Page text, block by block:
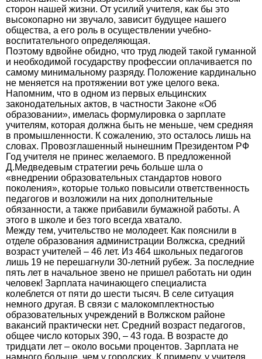
сторон нашей жизни. От усилий учителя, как бы это
высокопарно ни звучало, зависит будущее нашего
общества, а его роль в осуществлении учебно-
воспитательного определяющая.
Поэтому вдвойне обидно, что труд людей такой гуманной
и необходимой государству профессии оплачивается по
самому минимальному разряду. Положение кардинально
не меняется на протяжении вот уже целого века.
Напомним, что в одном из первых ельцинских
законодательных актов, в частности Законе «Об
образовании», имелась формулировка о зарплате
учителям, которая должна быть не меньше, чем средняя
в промышленности. К сожалению, это осталось лишь на
словах. Провозглашенный нынешним Президентом РФ
Год учителя не принес желаемого. В предложенной
Д.Медведевым стратегии речь больше шла о
«внедрении образовательных стандартов нового
поколения», которые только повысили ответственность
педагогов и возложили на них дополнительные
обязанности, а также прибавили бумажной работы. А
этого в школе и без того всегда хватало.
Между тем, учительство не молодеет. Как пояснили в
отделе образования администрации Волжска, средний
возраст учителей – 46 лет. Из 464 школьных педагогов
лишь 19 не перешагнули 30-летний рубеж. За последние
пять лет в начальное звено не пришел работать ни один
человек! Зарплата начинающего специалиста
колеблется от пяти до шести тысяч. В селе ситуация
немного другая. В связи с малокомплектностью
образовательных учреждений в Волжском районе
вакансий практически нет. Средний возраст педагогов,
общее число которых 390, – 43 года. В возрасте до
тридцати лет – около восьми процентов. Зарплата не
намного больше, чем у городских. К примеру, у учителя